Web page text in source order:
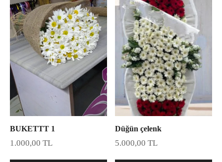
BUKETTT 1
1.000,00 TL
Düğün çelenk
5.000,00 TL